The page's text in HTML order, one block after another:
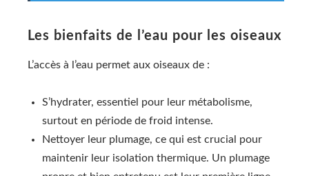
Les bienfaits de l’eau pour les oiseaux
L’accès à l’eau permet aux oiseaux de :
S’hydrater, essentiel pour leur métabolisme,
surtout en période de froid intense.
Nettoyer leur plumage, ce qui est crucial pour
maintenir leur isolation thermique. Un plumage